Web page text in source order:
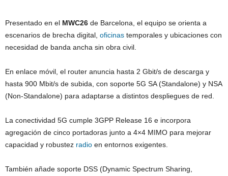
Presentado en el MWC26 de Barcelona, el equipo se orienta a
escenarios de brecha digital, oficinas temporales y ubicaciones con
necesidad de banda ancha sin obra civil.
En enlace móvil, el router anuncia hasta 2 Gbit/s de descarga y
hasta 900 Mbit/s de subida, con soporte 5G SA (Standalone) y NSA
(Non-Standalone) para adaptarse a distintos despliegues de red.
La conectividad 5G cumple 3GPP Release 16 e incorpora
agregación de cinco portadoras junto a 4×4 MIMO para mejorar
capacidad y robustez radio en entornos exigentes.
También añade soporte DSS (Dynamic Spectrum Sharing,